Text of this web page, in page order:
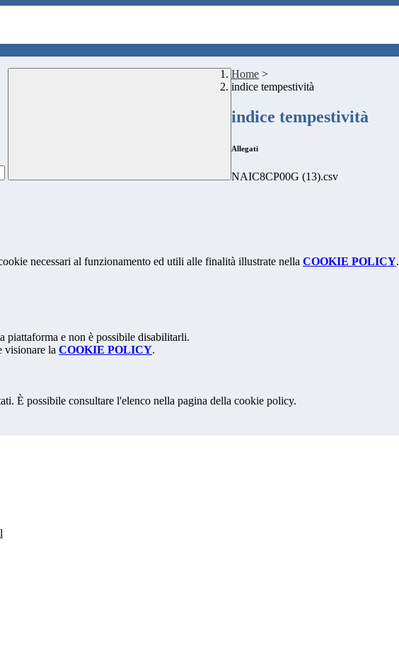
Home >
indice tempestività
indice tempestività
Allegati
NAIC8CP00G (13).csv
necessari al funzionamento ed utili alle finalità illustrate nella COOKIE POLICY.
piattaforma e non è possibile disabilitarli.
visionare la COOKIE POLICY.
È possibile consultare l'elenco nella pagina della cookie policy.